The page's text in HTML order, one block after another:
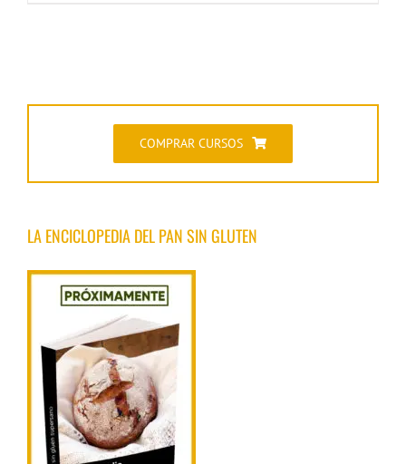
COMPRAR CURSOS
LA ENCICLOPEDIA DEL PAN SIN GLUTEN